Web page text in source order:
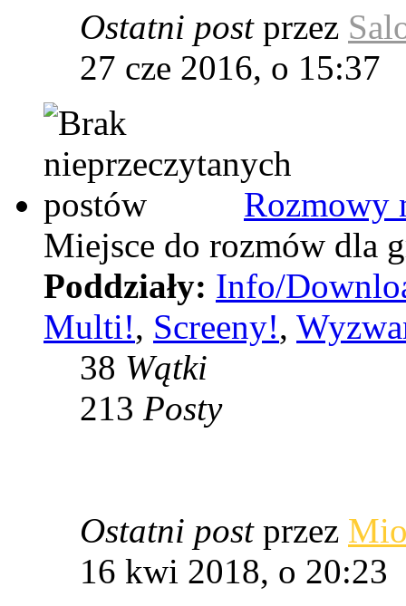
Ostatni postprzez
27 cze 2016, o 15:37
Rozmowy
Miejsce do rozmów dla
Poddziały: Info/
Multi!, Screeny!,
38 Wątki
213 Posty
Ostatni postprzez
16 kwi 2018, o 20:23